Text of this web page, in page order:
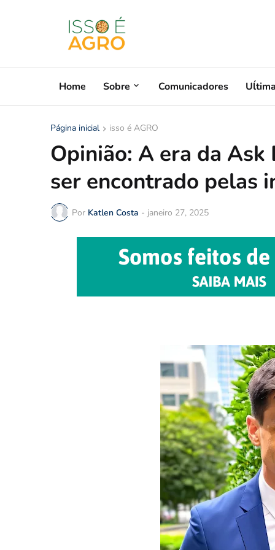
Home Sobre Comunicadores
Página inicial isso é AGRO
Opinião: A era da
ser encontrado pelas
Por Katlen Costa - janeiro 27, 2025